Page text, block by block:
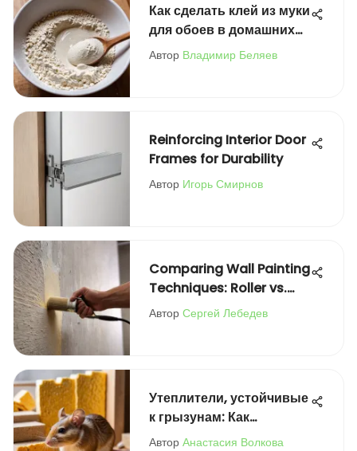
Как сделать клей из муки
для обоев в домашних
условиях
Автор Владимир Беляев
Reinforcing Interior Door
Frames for Durability
Автор Игорь Смирнов
Comparing Wall Painting
Techniques: Roller vs.
Brush
Автор Сергей Лебедев
Утеплители, устойчивые
к грызунам: Как
выбрать?
Автор Анастасия Волкова